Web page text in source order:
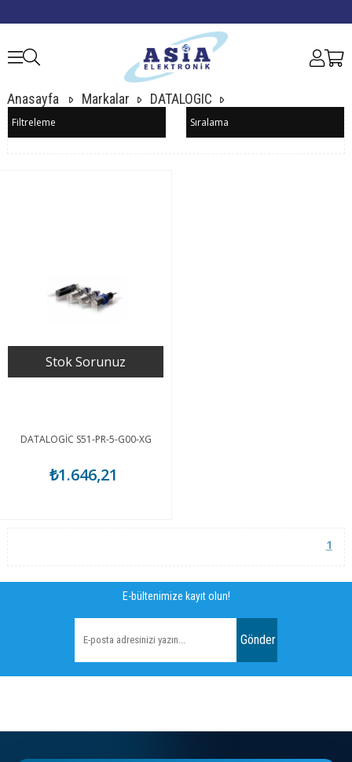
Anasayfa Markalar DATALOGIC
Filtreleme Sıralama
Stok Sorunuz
DATALOGİC S51-PR-5-G00-XG
₺1.646,21
1
E-bültenimize kayıt olun!
Gönder